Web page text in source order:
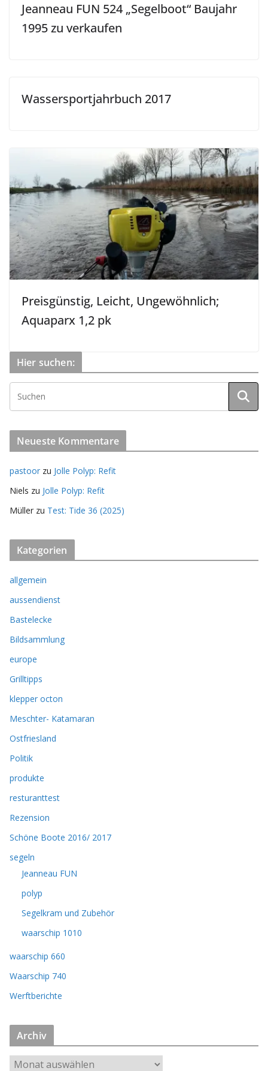
Jeanneau FUN 524 „Segelboot“ Baujahr
1995 zu verkaufen
Wassersportjahrbuch 2017
Preisgünstig, Leicht, Ungewöhnlich;
Aquaparx 1,2 pk
Hier suchen:
Neueste Kommentare
pastoor zu Jolle Polyp: Refit
Niels zu Jolle Polyp: Refit
Müller zu Test: Tide 36 (2025)
Kategorien
allgemein
aussendienst
Bastelecke
Bildsammlung
europe
Grilltipps
klepper octon
Meschter- Katamaran
Ostfriesland
Politik
produkte
resturanttest
Rezension
Schöne Boote 2016/ 2017
segeln
Jeanneau FUN
polyp
Segelkram und Zubehör
waarschip 1010
waarschip 660
Waarschip 740
Werftberichte
Archiv